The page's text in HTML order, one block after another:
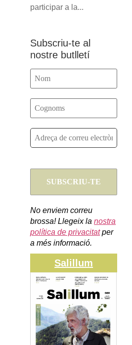
participar a la...
Subscriu-te al
nostre butlletí
No enviem correu
brossa! Llegeix lanostra
política de privacitatper
a més informació.
Salillum